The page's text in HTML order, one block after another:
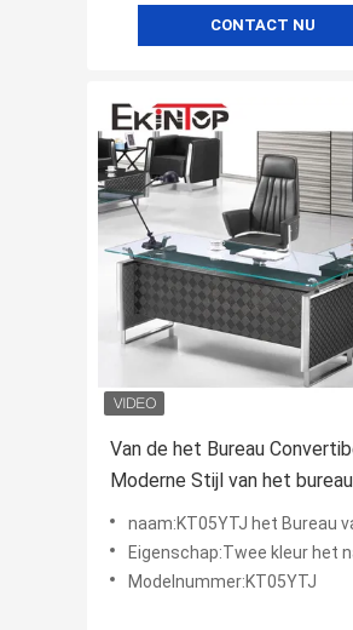
CONTACT NU
Van de het Bureau
Moderne Stijl van het bureau
Uitvoerende Glas
ODM
naam:KT05YTJ het Bureau van het
Eigenschap:Twee kleur het
Modelnummer:KT05YTJ